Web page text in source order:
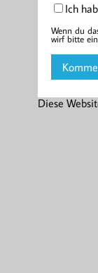
Ich
Wenn du
wirf bitte
Diese